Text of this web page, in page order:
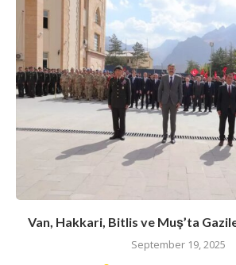
Van, Hakkari, Bitlis ve Muş’ta
September 19, 2025